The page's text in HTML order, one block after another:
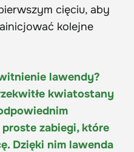
cięciu, aby
kolejne
lawendy?
kwiatostany
zabiegi, które
Dzięki nim lawenda